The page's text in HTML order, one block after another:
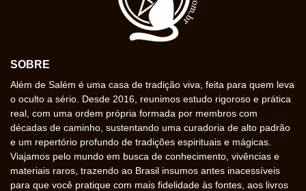
SOBRE
Além de Salém é uma casa de tradição viva, feita para quem leva
o oculto a sério. Desde 2016, reunimos estudo rigoroso e prática
real, com uma ordem própria formada por membros com
décadas de caminho, sustentando uma curadoria de alto padrão
e um repertório profundo de tradições espirituais e mágicas.
Viajamos pelo mundo em busca de conhecimento, vivências e
materiais raros, trazendo ao Brasil insumos antes inacessíveis
para que você pratique com mais fidelidade às fontes, aos livros